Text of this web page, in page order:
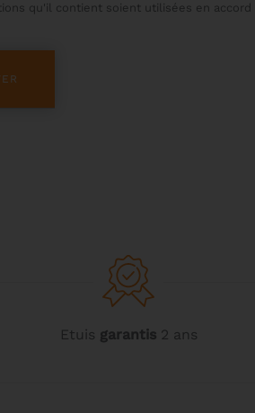
qu'il contient soient utilisées en accord
Etuis garantis2 ans